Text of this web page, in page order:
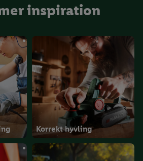
inspiration
Korrekt hyvling